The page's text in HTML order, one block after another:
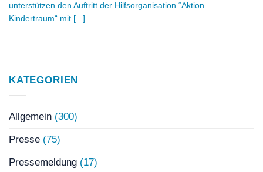
unterstützen den Auftritt der Hilfsorganisation “Aktion
Kindertraum“ mit [...]
KATEGORIEN
Allgemein (300)
Presse (75)
Pressemeldung (17)